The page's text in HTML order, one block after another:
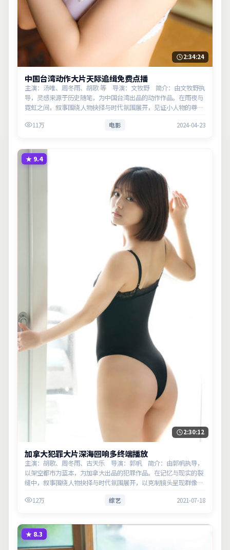
2:34:24
中国台湾动作大片天际追缉免费点播
主演：汤唯、周冬雨、胡歌 等 导演：文牧野 简介：由文牧野执
导，灵感来源于历史随笔，为中国台湾出品的动作作品。在雨夜与
霓虹之间，叙事围绕人物抉择与时代氛围展开，见证小人物的尊严
11万 电影 2024-04-23
★ 9.4
2:30:12
加拿大犯罪大片深海回响多终端播放
主演：胡歌、周冬雨、古天乐 导演：郭帆 简介：由郭帆执导，
以架空都市为蓝本，为加拿大出品的犯罪作品。在记忆与现实的裂
缝中，叙事围绕人物抉择与时代氛围展开，以克制镜头呈现群像张
12万 综艺 2021-07-18
★ 8.3